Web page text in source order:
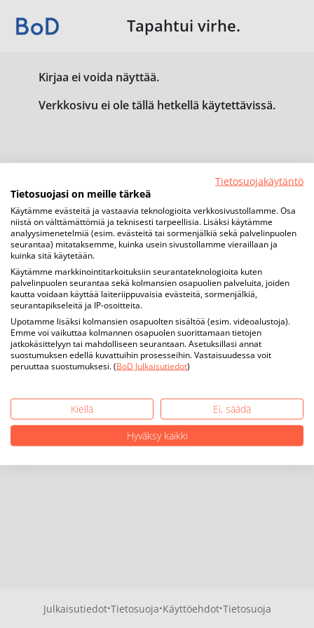
Tapahtui virhe.
Kirjaa ei voida näyttää.
Verkkosivu ei ole tällä hetkellä käytettävissä.
Julkaisutiedot·Tietosuoja·Käyttöehdot·Tietosuoja
Tietosuojakäytäntö
Tietosuojasi on meille tärkeä
Käytämme evästeitä ja vastaavia teknologioita verkkosivustollamme. Osa
niistä on välttämättömiä ja teknisesti tarpeellisia. Lisäksi käytämme
analyysimenetelmiä (esim. evästeitä tai sormenjälkiä sekä palvelinpuolen
seurantaa) mitataksemme, kuinka usein sivustollamme vieraillaan ja
kuinka sitä käytetään.
Käytämme markkinointitarkoituksiin seurantateknologioita kuten
palvelinpuolen seurantaa sekä kolmansien osapuolien palveluita, joiden
kautta voidaan käyttää laiteriippuvaisia evästeitä, sormenjälkiä,
seurantapikseleitä ja IP-osoitteita.
Upotamme lisäksi kolmansien osapuolten sisältöä (esim. videoalustoja).
Emme voi vaikuttaa kolmannen osapuolen suorittamaan tietojen
jatkokäsittelyyn tai mahdolliseen seurantaan. Asetuksillasi annat
suostumuksen edellä kuvattuihin prosesseihin. Vastaisuudessa voit
peruuttaa suostumuksesi. (BoD Julkaisutiedot)
Kiellä
Ei, säädä
Hyväksy kaikki